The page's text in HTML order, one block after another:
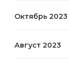
Октябрь 2023
Август 2023